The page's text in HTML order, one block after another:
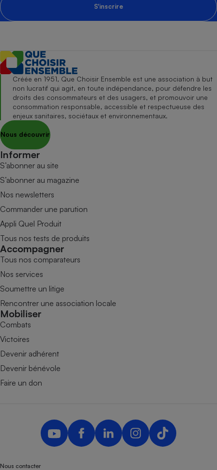
S'inscrire
Créée en 1951, Que Choisir Ensemble est une association à but
non lucratif qui agit, en toute indépendance, pour défendre les
droits des consommateurs et des usagers, et promouvoir une
consommation responsable, accessible et respectueuse des
enjeux sanitaires, sociétaux et environnementaux.
Nous découvrir
Informer
S’abonner au site
S’abonner au magazine
Nos newsletters
Commander une parution
Appli Quel Produit
Tous nos tests de produits
Accompagner
Tous nos comparateurs
Nos services
Soumettre un litige
Rencontrer une association locale
Mobiliser
Combats
Victoires
Devenir adhérent
Devenir bénévole
Faire un don
Nous contacter